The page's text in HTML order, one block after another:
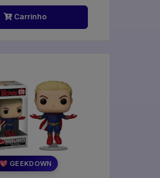
Carrinho
💖 GEEKDOWN